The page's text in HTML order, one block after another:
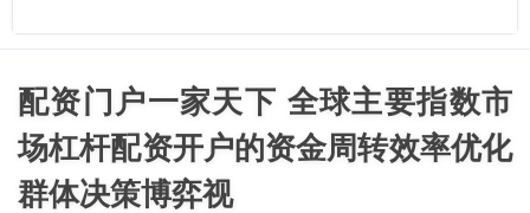
配资门户一家天下 全球主要指数市
场杠杆配资开户的资金周转效率优化
群体决策博弈视